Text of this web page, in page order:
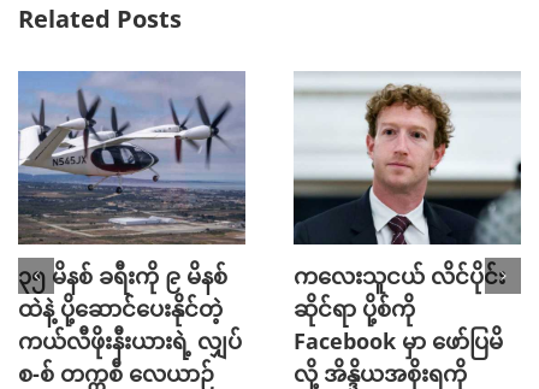
Related Posts
၃၅ မိနစ် ခရီးကို ၉ မိနစ်
ထဲနဲ့ ပို့ဆောင်ပေးနိုင်တဲ့
ကယ်လီဖိုးနီးယားရဲ့ လျှပ်
စ-စ် တက္ကစီ လေယာဉ်
ကလေးသူငယ် လိင်ပိုင်း
ဆိုင်ရာ ပို့စ်ကို
Facebook မှာ ဖော်ပြမိ
လို့ အိန္ဒိယအစိုးရကို